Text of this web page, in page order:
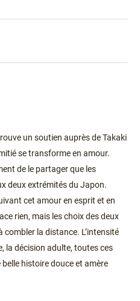
un soutien auprès de Takaki
se transforme en amour.
de le partager que les
deux extrémités du Japon.
cet amour en esprit et en
rien, mais les choix des deux
la distance. L’intensité
la décision adulte, toutes ces
histoire douce et amère